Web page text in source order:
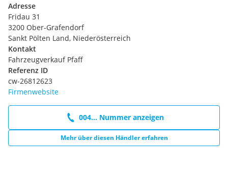
Adresse
Fridau 31
3200 Ober-Grafendorf
Sankt Pölten Land, Niederösterreich
Kontakt
Fahrzeugverkauf Pfaff
Referenz ID
cw-26812623
Firmenwebsite
004... Nummer anzeigen
Mehr über diesen Händler erfahren